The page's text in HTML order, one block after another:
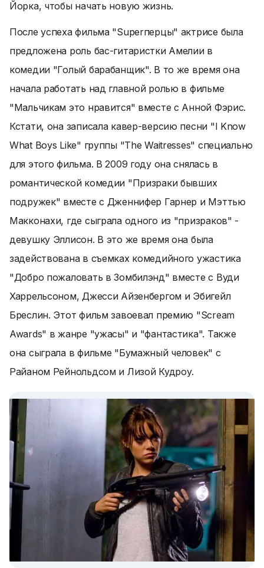
Йорка, чтобы начать новую жизнь.
После успеха фильма "Superперцы" актрисе была
предложена роль бас-гитаристки Амелии в
комедии "Голый барабанщик". В то же время она
начала работать над главной ролью в фильме
"Мальчикам это нравится" вместе с Анной Фэрис.
Кстати, она записала кавер-версию песни "I Know
What Boys Like" группы "The Waitresses" специально
для этого фильма. В 2009 году она снялась в
романтической комедии "Призраки бывших
подружек" вместе с Дженнифер Гарнер и Мэттью
Макконахи, где сыграла одного из "призраков" -
девушку Эллисон. В это же время она была
задействована в съемках комедийного ужастика
"Добро пожаловать в Зомбилэнд" вместе с Вуди
Харрельсоном, Джесси Айзенбергом и Эбигейл
Бреслин. Этот фильм завоевал премию "Scream
Awards" в жанре "ужасы" и "фантастика". Также
она сыграла в фильме "Бумажный человек" с
Райаном Рейнольдсом и Лизой Кудроу.